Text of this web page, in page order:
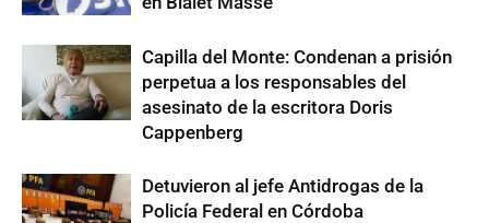
Capilla del Monte: Condenan a prisión
perpetua a los responsables del
asesinato de la escritora Doris
Cappenberg
Detuvieron al jefe Antidrogas de la
Policía Federal en Córdoba